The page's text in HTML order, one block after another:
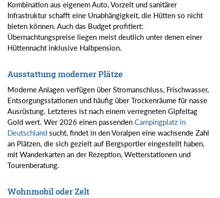
Kombination aus eigenem Auto, Vorzelt und sanitärer
Infrastruktur schafft eine Unabhängigkeit, die Hütten so nicht
bieten können. Auch das Budget profitiert:
Übernachtungspreise liegen meist deutlich unter denen einer
Hüttennacht inklusive Halbpension.
Ausstattung moderner Plätze
Moderne Anlagen verfügen über Stromanschluss, Frischwasser,
Entsorgungsstationen und häufig über Trockenräume für nasse
Ausrüstung. Letzteres ist nach einem verregneten Gipfeltag
Gold wert. Wer 2026 einen passenden Campingplatz in
Deutschland sucht, findet in den Voralpen eine wachsende Zahl
an Plätzen, die sich gezielt auf Bergsportler eingestellt haben,
mit Wanderkarten an der Rezeption, Wetterstationen und
Tourenberatung.
Wohnmobil oder Zelt